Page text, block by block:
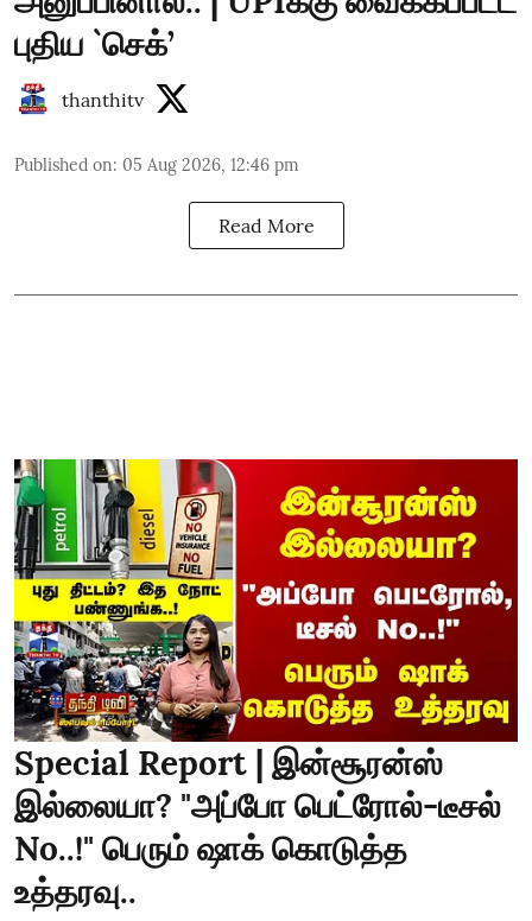
புதிய `செக்’
thanthitv
Published on: 05 Aug 2026, 12:46 pm
Read More
Special Report | இன்சூரன்ஸ்
இல்லையா? "அப்போ பெட்ரோல்-டீசல்
No..!" பெரும் ஷாக் கொடுத்த
உத்தரவு..